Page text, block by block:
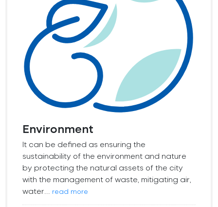
Environment
It can be defined as ensuring the
sustainability of the environment and nature
by protecting the natural assets of the city
with the management of waste, mitigating air,
water...
read more